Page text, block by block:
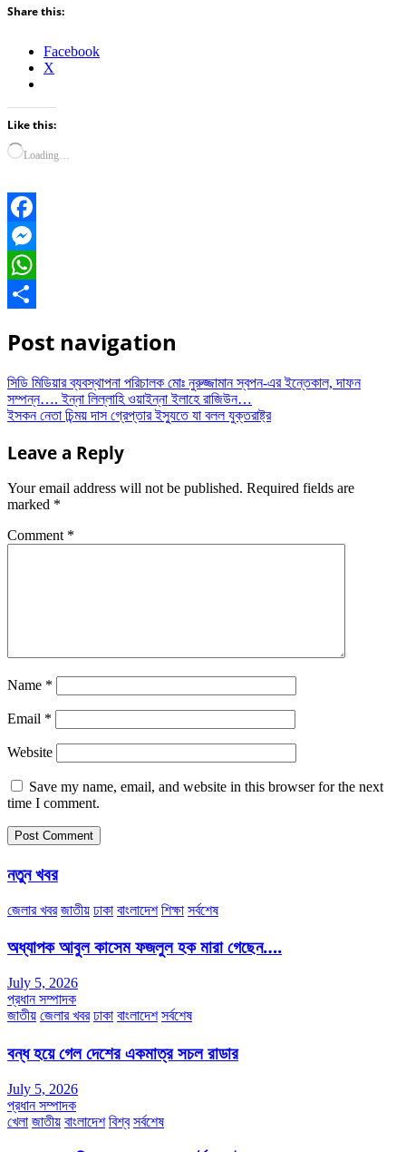
Share this:
Facebook
X
Like this:
Loading…
Facebook
Messenger
WhatsApp
Post navigation
সিডি মিডিয়ার ব্যবস্থাপনা পরিচালক মোঃ নুরুজ্জামান স্বপন-এর ইন্তেকাল, দাফন
সম্পন্ন…. ইন্না লিল্লাহি ওয়াইন্না ইলাহে রাজিউন…
ইসকন নেতা চিন্ময় দাস গ্রেপ্তার ইস্যুতে যা বলল যুক্তরাষ্ট্র
Leave a Reply
Your email address will not be published. Required fields are
marked *
Comment *
Name *
Email *
Website
Save my name, email, and website in this browser for the next
time I comment.
নতুন খবর
জেলার খবর জাতীয় ঢাকা বাংলাদেশ শিক্ষা সর্বশেষ
অধ্যাপক আবুল কাসেম ফজলুল হক মারা গেছেন….
July 5, 2026
প্রধান সম্পাদক
জাতীয় জেলার খবর ঢাকা বাংলাদেশ সর্বশেষ
বন্ধ হয়ে গেল দেশের একমাত্র সচল রাডার
July 5, 2026
প্রধান সম্পাদক
খেলা জাতীয় বাংলাদেশ বিশ্ব সর্বশেষ